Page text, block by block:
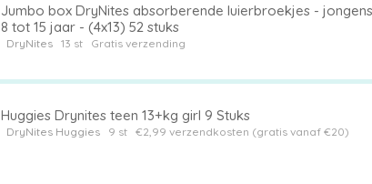
Jumbo box DryNites absorberende luierbroekjes -
8 tot 15 jaar - (4x13) 52 stuks
DryNites13 st Gratis verzending
Huggies Drynites teen 13+kg girl 9 Stuks
DryNites Huggies9 st €2,99 verzendkosten (gratis vanaf €20)